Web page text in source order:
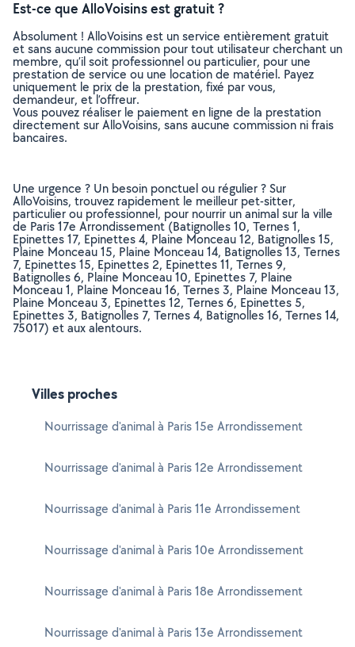
Est-ce que AlloVoisins est gratuit ?
Absolument ! AlloVoisins est un service entièrement gratuit
et sans aucune commission pour tout utilisateur cherchant un
membre, qu’il soit professionnel ou particulier, pour une
prestation de service ou une location de matériel. Payez
uniquement le prix de la prestation, fixé par vous,
demandeur, et l’offreur.
Vous pouvez réaliser le paiement en ligne de la prestation
directement sur AlloVoisins, sans aucune commission ni frais
bancaires.
Une urgence ? Un besoin ponctuel ou régulier ? Sur
AlloVoisins, trouvez rapidement le meilleur pet-sitter,
particulier ou professionnel, pour nourrir un animal sur la ville
de Paris 17e Arrondissement (Batignolles 10, Ternes 1,
Epinettes 17, Epinettes 4, Plaine Monceau 12, Batignolles 15,
Plaine Monceau 15, Plaine Monceau 14, Batignolles 13, Ternes
7, Epinettes 15, Epinettes 2, Epinettes 11, Ternes 9,
Batignolles 6, Plaine Monceau 10, Epinettes 7, Plaine
Monceau 1, Plaine Monceau 16, Ternes 3, Plaine Monceau 13,
Plaine Monceau 3, Epinettes 12, Ternes 6, Epinettes 5,
Epinettes 3, Batignolles 7, Ternes 4, Batignolles 16, Ternes 14,
75017) et aux alentours.
Villes proches
Nourrissage d'animal à Paris 15e Arrondissement
Nourrissage d'animal à Paris 12e Arrondissement
Nourrissage d'animal à Paris 11e Arrondissement
Nourrissage d'animal à Paris 10e Arrondissement
Nourrissage d'animal à Paris 18e Arrondissement
Nourrissage d'animal à Paris 13e Arrondissement